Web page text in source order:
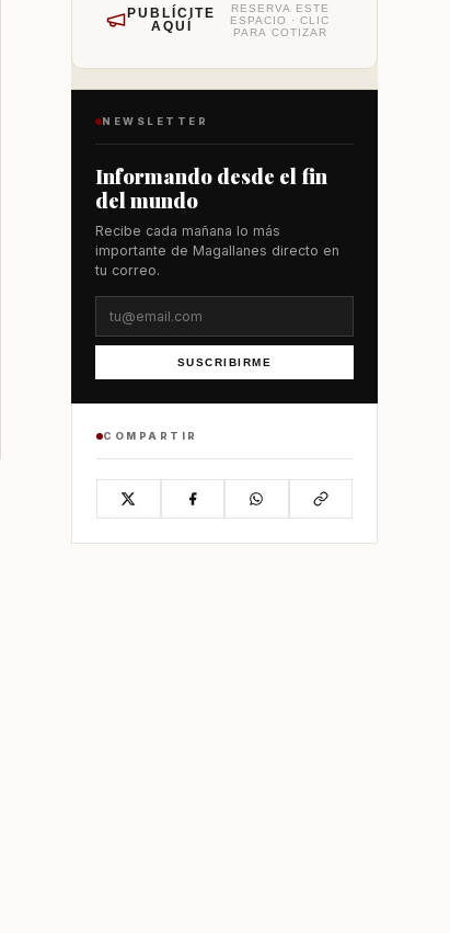
PUBLÍCITE
AQUÍ
RESERVA ESTE
ESPACIO · CLIC
PARA COTIZAR
NEWSLETTER
Informando desde el fin
del mundo
Recibe cada mañana lo más
importante de Magallanes directo en
tu correo.
SUSCRIBIRME
COMPARTIR